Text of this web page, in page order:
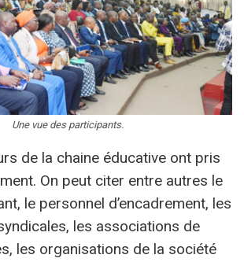
Une vue des participants.
de la chaine éducative ont pris
On peut citer entre autres le
le personnel d’encadrement, les
les associations de
les organisations de la société